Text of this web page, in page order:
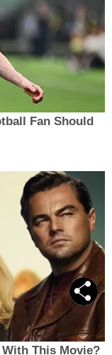
Fan Should
This Movie?